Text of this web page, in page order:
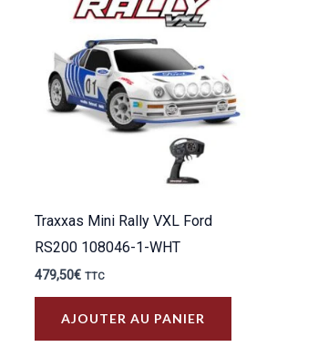
Traxxas Mini Rally VXL Ford
RS200 108046-1-WHT
479,50€ TTC
AJOUTER AU PANIER